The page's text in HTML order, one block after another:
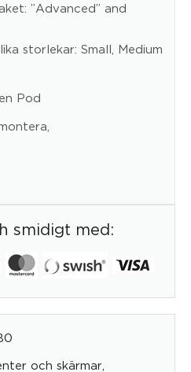
”Advanced” and
storlekar: Small, Medium
Pod
smidigt med:
och skärmar